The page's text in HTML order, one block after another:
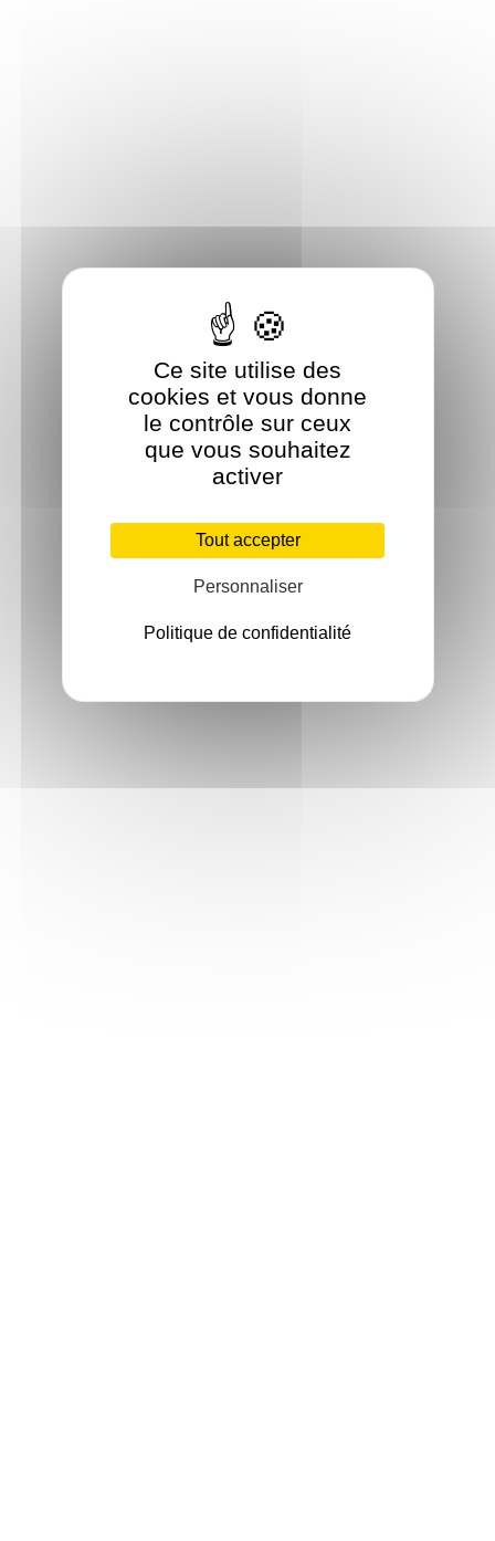
Ce site utilise des
cookies et vous donne
le contrôle sur ceux
que vous souhaitez
activer
Tout accepter
Personnaliser
Politique de confidentialité